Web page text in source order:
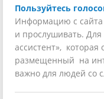
Пользуйтесь
Информацию с
и прослушивать. Для
ассистент», которая
размещенный на
важно для людей со